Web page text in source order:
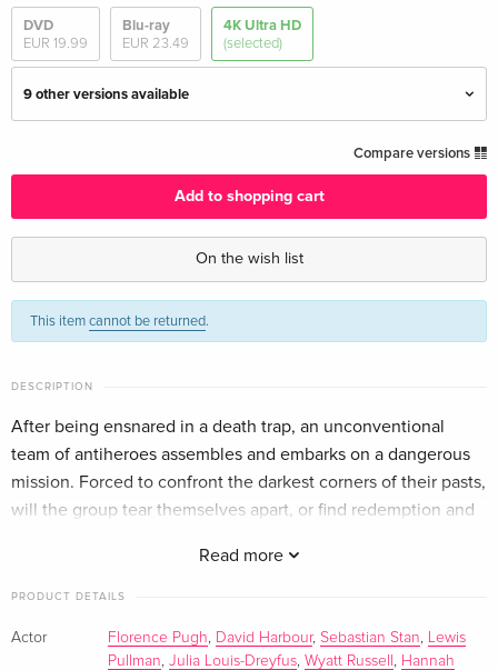
DVD
EUR 19.99
Blu-ray
EUR 23.49
4K Ultra HD
(selected)
9 other versions available
EUR 36.49
Cinematic Universe Edition, 4K Ultra HD +
Blu-ray
Limited Edition, Steelbook, 4K Ultra HD + Blu-
English · US Version
EUR 74.99
4K Ultra HD + Blu-ray
EUR 41.49
Limited Edition, Steelbook, 4K Ultra HD + Blu-
German
Compare versions
Add to shopping cart
On the wish list
This itemcannot be returned.
DESCRIPTION
Read more
After being ensnared in a death trap, an unconventional
team of antiheroes assembles and embarks on a dangerous
mission. Forced to confront the darkest corners of their pasts,
will the group tear themselves apart, or find redemption and
PRODUCT DETAILS
Actor Florence Pugh David Harbour, Sebastian Stan
Lewis
Pullman Julia Louis-Dreyfus Wyatt Russell
Hannah